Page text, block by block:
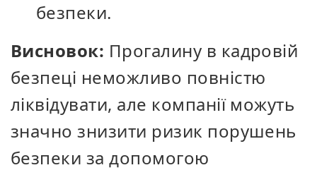
безпеки.
Висновок: Прогалину в кадровій
безпеці неможливо повністю
ліквідувати, але компанії можуть
значно знизити ризик порушень
безпеки за допомогою